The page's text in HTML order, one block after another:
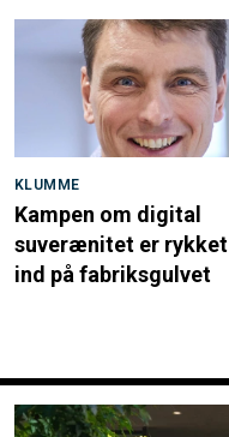
KLUMME
Kampen om digital
suverænitet er rykket
ind på fabriksgulvet